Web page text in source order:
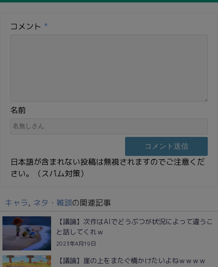
コメント *
名前
日本語が含まれない投稿は無視されますのでご注意くだ
さい。（スパム対策）
キャラ, ネタ・雑談の関連記事
【議論】次作はAIでどうぶつが状況によって違うこ
と話してくれｗ
2023年4月19日
【議論】崖の上をまたぐ橋かけたいよねｗｗｗｗ